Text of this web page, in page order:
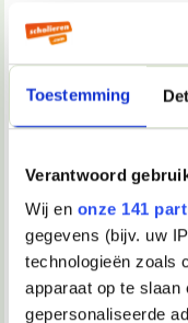
Toestemming
Verantwoord
Wij en onze 141
gegevens (bijv. uw
technologieën zoals
apparaat op te slaan
gepersonaliseerde
School & Studie
Economie> Welke
verslag te maken
Naar beneden!
14-01-2023, 01:35
010Rotterdam202